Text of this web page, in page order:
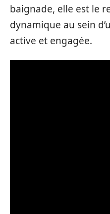
baignade, elle est le
dynamique au sein
active et engagée.